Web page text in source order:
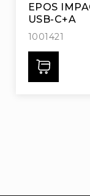
EPOS
USB-C+A
1001421